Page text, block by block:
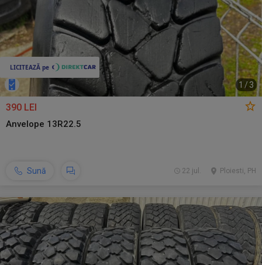
1 /3
390 LEI
Anvelope 13R22.5
Sună Ploiesti, PH
22 jul.